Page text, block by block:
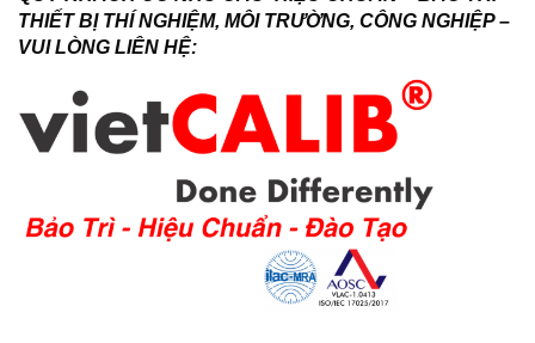
THIẾT BỊ THÍ NGHIỆM, MÔI TRƯỜNG, CÔNG NGHIỆP –
VUI LÒNG LIÊN HỆ: